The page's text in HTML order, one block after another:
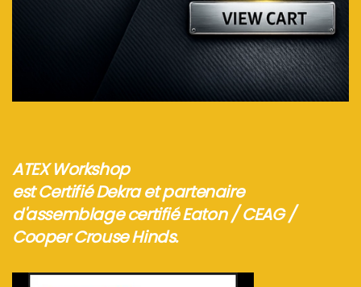
Voir plus...
ATEX Workshop
est Certifié Dekra et partenaire
d'assemblage certifié Eaton / CEAG /
Cooper Crouse Hinds.